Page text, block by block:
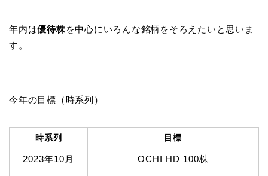
年内は優待株を中心にいろんな銘柄をそろえたいと思いま
す。
今年の目標（時系列）
時系列 目標
2023年10月 OCHI HD 100株